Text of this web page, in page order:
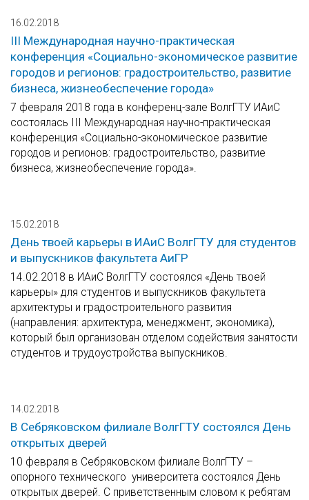
16.02.2018
III Международная научно-практическая
конференция «Социально-экономическое развитие
городов и регионов: градостроительство, развитие
бизнеса, жизнеобеспечение города»
7 февраля 2018 года в конференц-зале ВолгГТУ ИАиС
состоялась III Международная научно-практическая
конференция «Социально-экономическое развитие
городов и регионов: градостроительство, развитие
бизнеса, жизнеобеспечение города».
15.02.2018
День твоей карьеры в ИАиС ВолгГТУ для студентов
и выпускников факультета АиГР
14.02.2018 в ИАиС ВолгГТУ состоялся «День твоей
карьеры» для студентов и выпускников факультета
архитектуры и градостроительного развития
(направления: архитектура, менеджмент, экономика),
который был организован отделом содействия занятости
студентов и трудоустройства выпускников.
14.02.2018
В Себряковском филиале ВолгГТУ состоялся День
открытых дверей
10 февраля в Себряковском филиале ВолгГТУ –
опорного технического университета состоялся День
открытых дверей. С приветственным словом к ребятам